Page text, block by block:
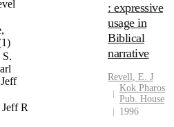
S.
R
: expressive
usage in
Biblical
narrative
Revell, E. J
Kok Pharos
Pub. House
1996